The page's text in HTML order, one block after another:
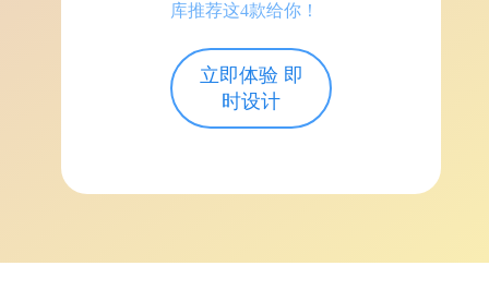
库推荐这4款给你！
立即体验 即
时设计